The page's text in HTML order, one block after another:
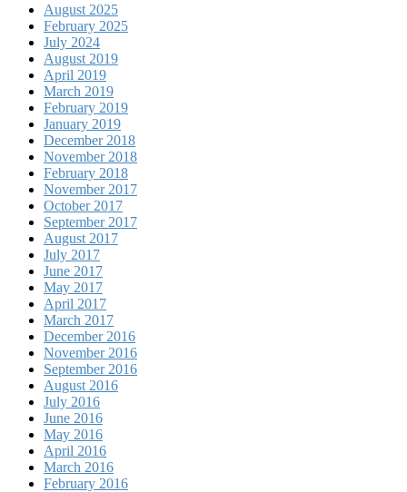
August 2025
February 2025
July 2024
August 2019
April 2019
March 2019
February 2019
January 2019
December 2018
November 2018
February 2018
November 2017
October 2017
September 2017
August 2017
July 2017
June 2017
May 2017
April 2017
March 2017
December 2016
November 2016
September 2016
August 2016
July 2016
June 2016
May 2016
April 2016
March 2016
February 2016